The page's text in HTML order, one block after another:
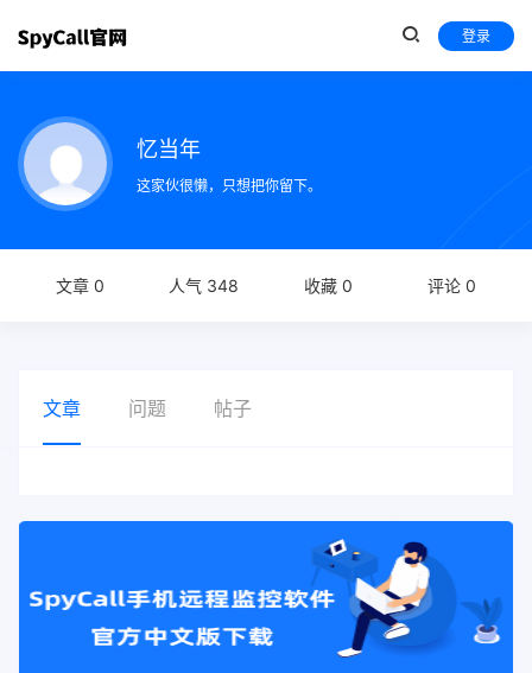
登录
忆当年
这家伙很懒，只想把你留下。
文章 0 人气 348 收藏 0 评论 0
文章 问题 帖子